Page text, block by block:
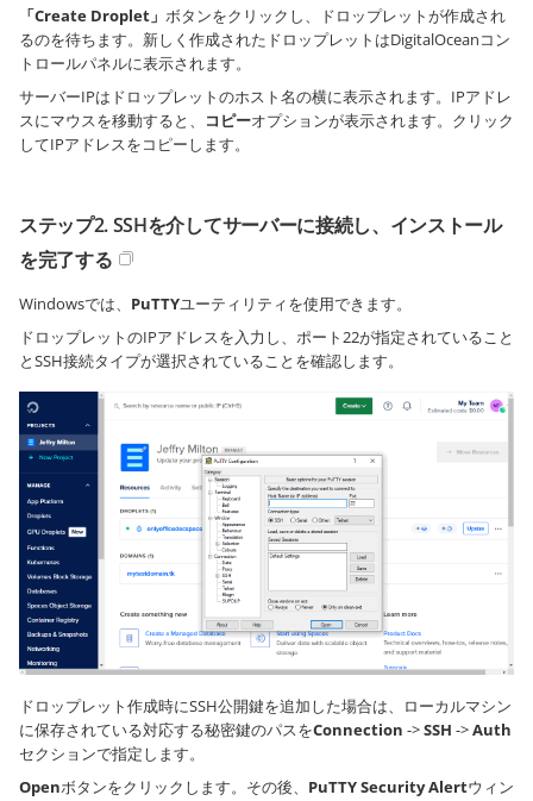
「Create Droplet」 ボタンをクリックし、ドロップレットが作成され
るのを待ちます。新しく作成されたドロップレットはDigitalOceanコン
トロールパネルに表示されます。
サーバーIPはドロップレットのホスト名の横に表示されます。IPアドレ
スにマウスを移動すると、
コピーオプションが表示されます。クリック
してIPアドレスをコピーします。
ステップ2. SSHを介してサーバーに接続し、インストール
を完了する
Windowsでは、 PuTTYユーティリティを使用できます。
ドロップレットのIPアドレスを入力し、ポート22が指定されていること
とSSH接続タイプが選択されていることを確認します。
ドロップレット作成時にSSH公開鍵を追加した場合は、ローカルマシン
に保存されている対応する秘密鍵のパスをConnection ->SSH ->Auth
セクションで指定します。
Openボタンをクリックします。その後、 PuTTY Security Alertウィン